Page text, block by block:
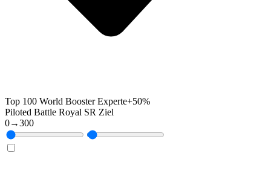
Top 100 World Booster Experte+50%
Piloted Battle Royal SR Ziel
0→300